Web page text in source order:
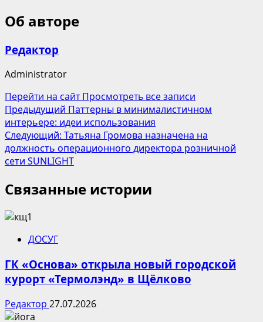
Об авторе
Редактор
Administrator
Перейти на сайтПросмотреть все записи
Навигация
записи
Предыдущий Паттерны в минималистичном
интерьере: идеи использования
Следующий: Татьяна Громова назначена на
должность операционного директора розничной
сети SUNLIGHT
Связанные истории
ДОСУГ
ГК «Основа» открыла новый городской
курорт «Термолэнд» в Щёлково
Редактор 27.07.2026